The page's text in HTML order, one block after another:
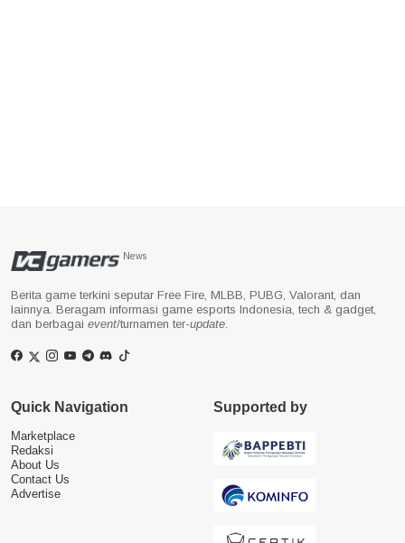
News
Berita game terkini seputar Free Fire, MLBB, PUBG, Valorant, dan
lainnya. Beragam informasi game esports Indonesia, tech & gadget,
dan berbagai event/turnamen ter-update.
Quick Navigation
Marketplace
Redaksi
About Us
Contact Us
Advertise
Supported by